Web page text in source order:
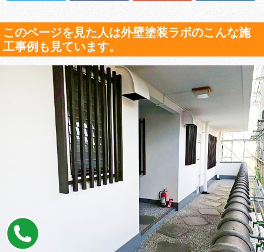
このページを見た人は外壁塗装ラボのこんな施
工事例も見ています。